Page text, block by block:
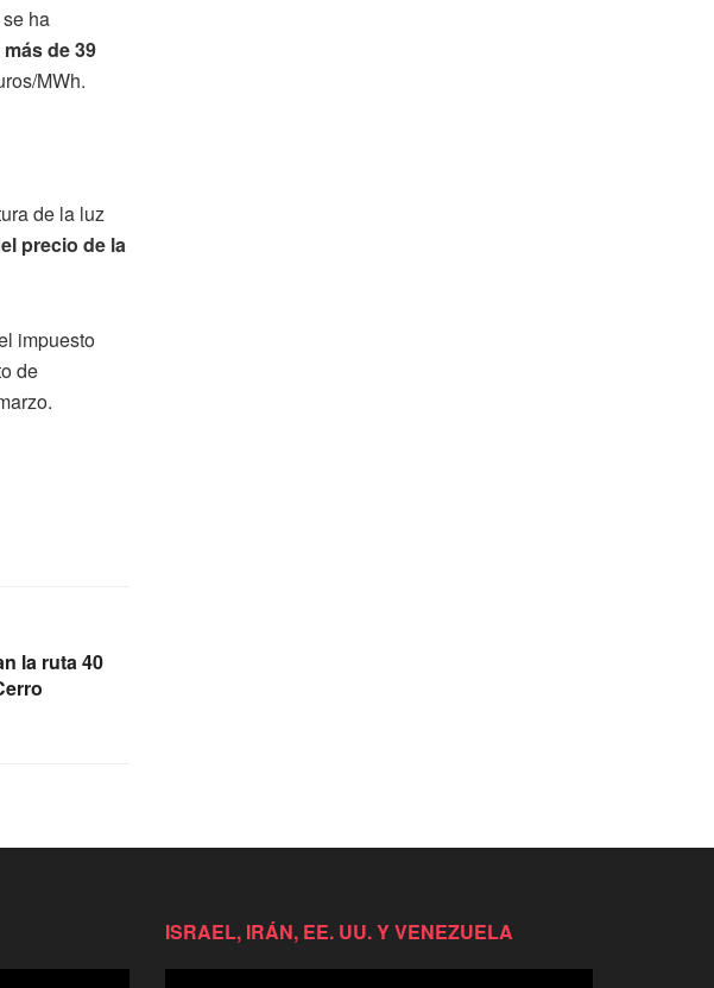
ha
más de 39
MWh.
de la luz
precio de la
impuesto
de
la ruta 40
ISRAEL, IRÁN, EE. UU. Y VENEZUELA